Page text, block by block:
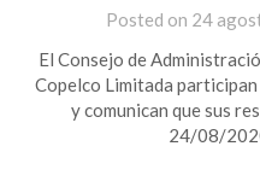
Posted on 24
El Consejo de
Copelco Limitada
y comunican que sus
24/08/